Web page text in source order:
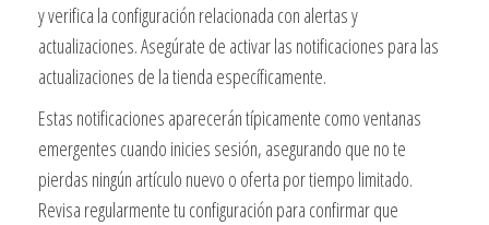
y verifica la configuración relacionada con alertas y
actualizaciones. Asegúrate de activar las notificaciones para las
actualizaciones de la tienda específicamente.
Estas notificaciones aparecerán típicamente como ventanas
emergentes cuando inicies sesión, asegurando que no te
pierdas ningún artículo nuevo o oferta por tiempo limitado.
Revisa regularmente tu configuración para confirmar que